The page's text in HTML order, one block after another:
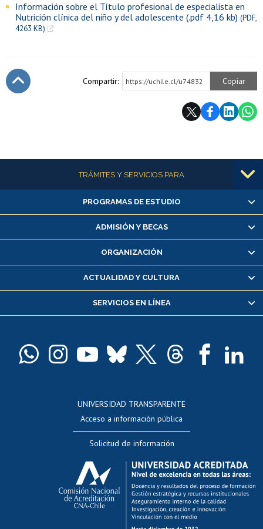
Información sobre el Título profesional de especialista en
Nutrición clínica del niño y del adolescente (.pdf 4,16 kb) (PDF,
4263 KB)
Compartir: https://uchile.cl/u74832 Copiar
Más informaciónTRÁMITES Y SERVICIOS PARA
Alumnas/os y exalumnas/os
Matrícula en línea
Inscripción y cambio de asignaturas
Consulta y certificado de notas
Servicio médico y dental
Pago de arancel y crédito alumnos
Docentes
Evaluación docente
Calificación académica
Postulación al AUCAI
Funcionarias/os
Cursos internos de capacitación
PROGRAMAS DE ESTUDIO
ADMISIÓN Y BECAS
ORGANIZACIÓN
ACTUALIDAD Y CULTURA
SERVICIOS EN LÍNEA
UNIVERSIDAD TRANSPARENTE
Acceso a información pública
Solicitud de información